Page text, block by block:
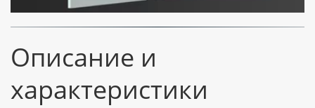
Описание и
характеристики